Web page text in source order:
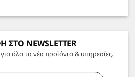
ΣΤΟ NEWSLETTER
όλα τα νέα προϊόντα & υπηρεσίες.